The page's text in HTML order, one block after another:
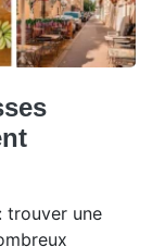
trouver une